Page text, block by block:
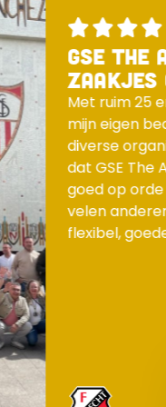
GSE
zaakjes
Met ruim 25
mijn eigen
diverse
dat GSE The
goed op
velen
flexibel,